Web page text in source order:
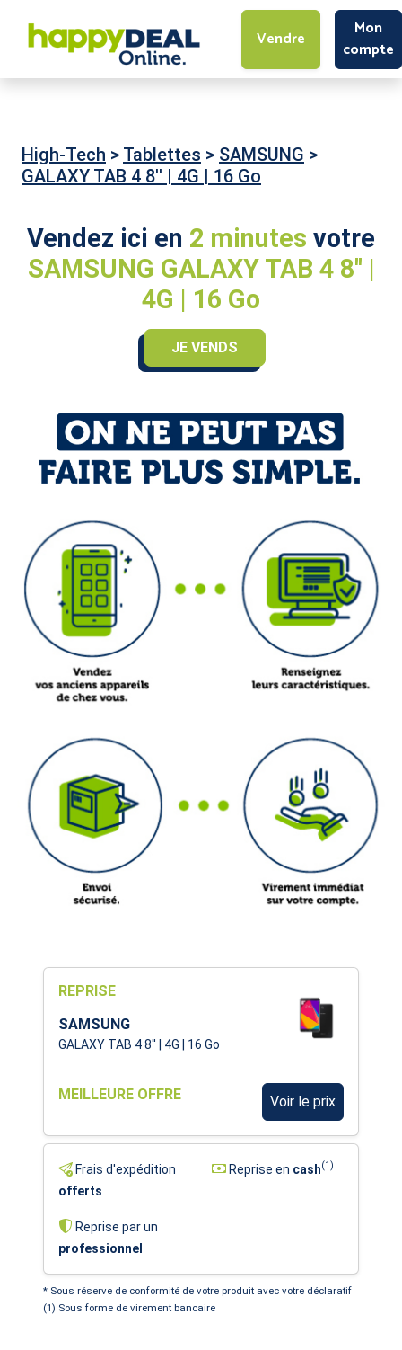
Vendre
Mon
compte
High-Tech > Tablettes > SAMSUNG >
GALAXY TAB 4 8'' | 4G | 16 Go
Vendez ici en 2 minutes votre
SAMSUNG GALAXY TAB 4 8'' |
4G | 16 Go
JE VENDS
REPRISE
SAMSUNG
GALAXY TAB 4 8'' | 4G | 16 Go
MEILLEURE OFFRE Voir le prix
Frais d'expédition
offerts
Reprise en cash(1)
Reprise par un
professionnel
* Sous réserve de conformité de votre produit avec votre déclaratif
(1) Sous forme de virement bancaire